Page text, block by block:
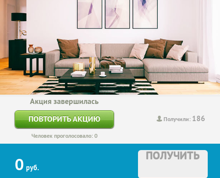
Получили: 186
Акция завершилась
ПОВТОРИТЬ АКЦИЮ
Человек проголосовало: 0
0 руб.
ПОЛУЧИТЬ